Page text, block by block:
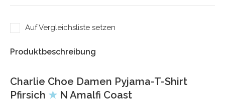
Auf Vergleichsliste setzen
Produktbeschreibung
Charlie Choe Damen Pyjama-T-Shirt
Pfirsich ★ N Amalfi Coast